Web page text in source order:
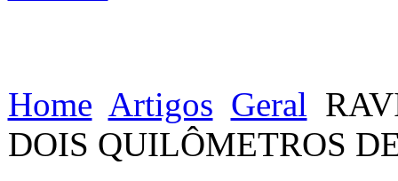
Home Artigos Geral
DOIS QUILÔMETROS